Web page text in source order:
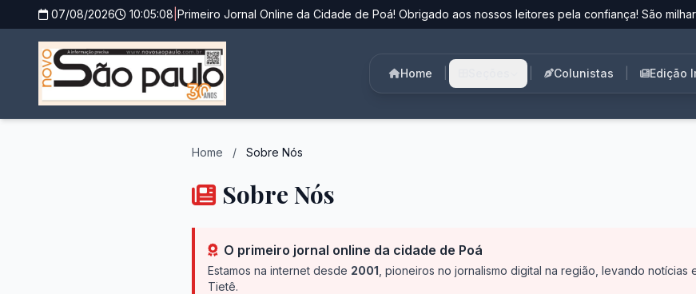
07/08/2026 10:05:08 Primeiro Jornal Online da Cidade de Poá! Obrigado aos nossos leitores pela confiança! São
Home Colunistas Edição
Home / Sobre Nós
Sobre Nós
O primeiro jornal online da cidade de Poá
Estamos na internet desde 2001 , pioneiros no jornalismo digital na região, levando notícias
Tietê.